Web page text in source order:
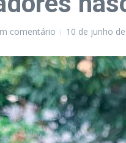
comentário 10 de junho